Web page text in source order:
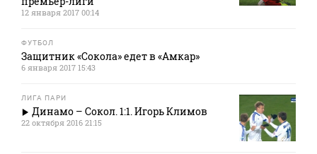
12 января 2017 00:14
ФУТБОЛ
Защитник «Сокола» едет в «Амкар»
6 января 2017 15:43
ЛИГА ПАРИ
Динамо – Сокол. 1:1. Игорь Климов
22 октября 2016 21:15